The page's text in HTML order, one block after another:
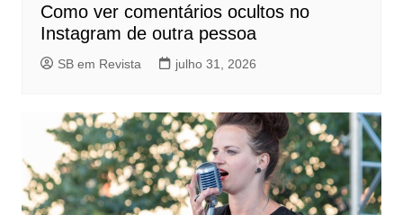
Como ver comentários ocultos no
Instagram de outra pessoa
SB em Revista julho 31, 2026